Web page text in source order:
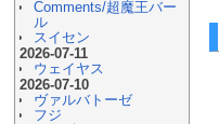
Comments/超魔王バー
ル
スイセン
2026-07-11
ウェイヤス
2026-07-10
ヴァルバトーゼ
フジ